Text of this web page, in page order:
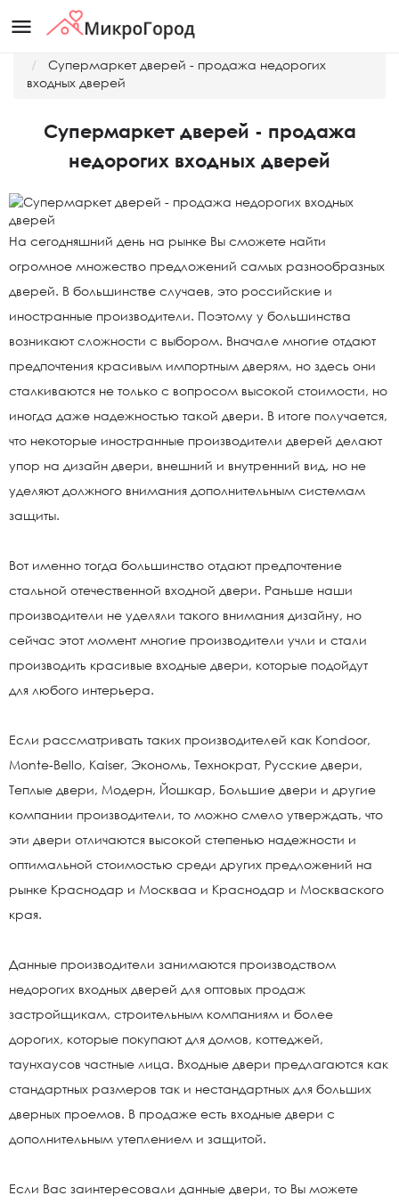
menu
Супермаркет дверей - продажа недорогих
входных дверей
Супермаркет дверей - продажа
недорогих входных дверей
На сегодняшний день на рынке Вы сможете найти
огромное множество предложений самых разнообразных
дверей. В большинстве случаев, это российские и
иностранные производители. Поэтому у большинства
возникают сложности с выбором. Вначале многие отдают
предпочтения красивым импортным дверям, но здесь они
сталкиваются не только с вопросом высокой стоимости, но
иногда даже надежностью такой двери. В итоге получается,
что некоторые иностранные производители дверей делают
упор на дизайн двери, внешний и внутренний вид, но не
уделяют должного внимания дополнительным системам
защиты.
Вот именно тогда большинство отдают предпочтение
стальной отечественной входной двери. Раньше наши
производители не уделяли такого внимания дизайну, но
сейчас этот момент многие производители учли и стали
производить красивые входные двери, которые подойдут
для любого интерьера.
Если рассматривать таких производителей как Kondoor,
Monte-Bello, Kaiser, Экономь, Технократ, Русские двери,
Теплые двери, Модерн, Йошкар, Большие двери и другие
компании производители, то можно смело утверждать, что
эти двери отличаются высокой степенью надежности и
оптимальной стоимостью среди других предложений на
рынке Краснодар и Москваа и Краснодар и Москваского
края.
Данные производители занимаются производством
недорогих входных дверей для оптовых продаж
застройщикам, строительным компаниям и более
дорогих, которые покупают для домов, коттеджей,
таунхаусов частные лица. Входные двери предлагаются как
стандартных размеров так и нестандартных для больших
дверных проемов. В продаже есть входные двери с
дополнительным утеплением и защитой.
Если Вас заинтересовали данные двери, то Вы можете